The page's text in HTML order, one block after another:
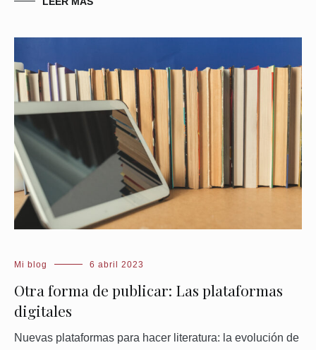
Mi blog 6 abril 2023
Otra forma de publicar: Las plataformas
digitales
Nuevas plataformas para hacer literatura: la evolución de